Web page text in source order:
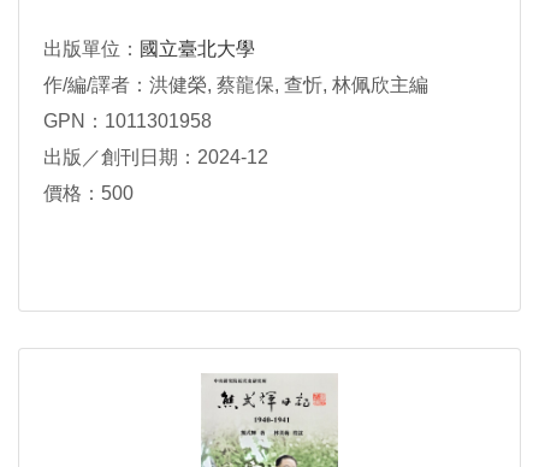
出版單位： 國立臺北大學
作/編/譯者：洪健榮, 蔡龍保, 查忻, 林佩欣主編
GPN：1011301958
出版／創刊日期：2024-12
價格：500